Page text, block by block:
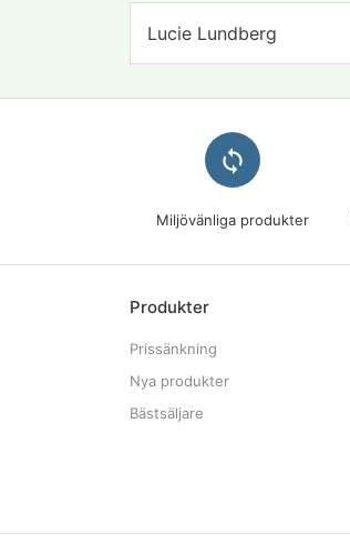
Lucie Lundberg
loop
Miljövänliga produkter
Produkter
Prissänkning
Nya produkter
Bästsäljare